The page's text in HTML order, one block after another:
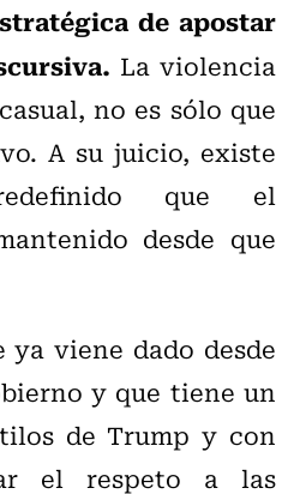
de apostar
La violencia
no es sólo que
A su juicio, existe
que el
desde que
ya viene dado desde
y que tiene un
de Trump y con
el respeto a las